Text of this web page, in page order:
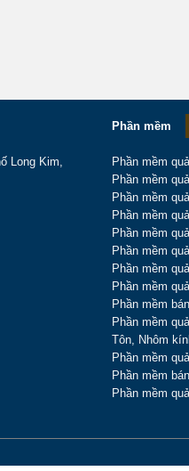
Long Kim,
Phần mềm
Phần mềm
Phần mềm
Phần mềm
Phần mềm
Phần mềm
Phần mềm
Phần mềm
Phần mềm
Phần mềm
Phần mềm
Tôn, Nhôm
Phần mềm
Phần mềm
Phần mềm